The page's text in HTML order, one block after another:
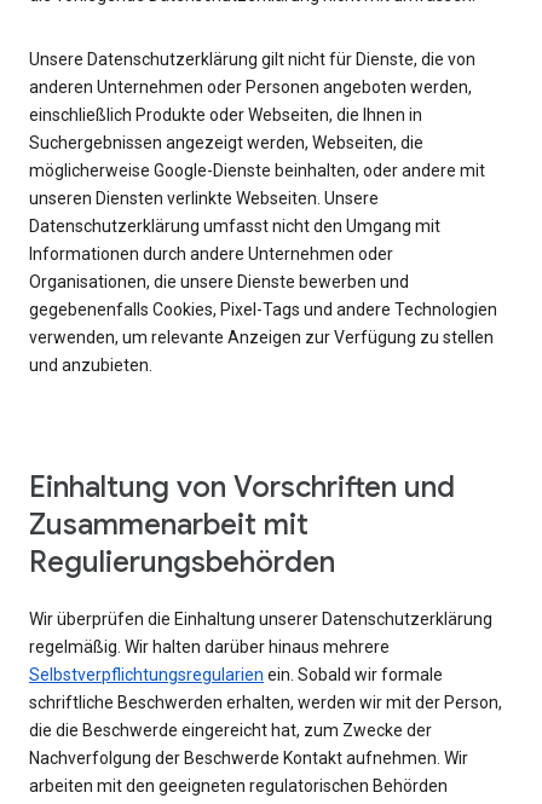
Unsere Datenschutzerklärung gilt nicht für Dienste, die von
anderen Unternehmen oder Personen angeboten werden,
einschließlich Produkte oder Webseiten, die Ihnen in
Suchergebnissen angezeigt werden, Webseiten, die
möglicherweise Google-Dienste beinhalten, oder andere mit
unseren Diensten verlinkte Webseiten. Unsere
Datenschutzerklärung umfasst nicht den Umgang mit
Informationen durch andere Unternehmen oder
Organisationen, die unsere Dienste bewerben und
gegebenenfalls Cookies, Pixel-Tags und andere Technologien
verwenden, um relevante Anzeigen zur Verfügung zu stellen
und anzubieten.
Einhaltung von Vorschriften und
Zusammenarbeit mit
Regulierungsbehörden
Wir überprüfen die Einhaltung unserer Datenschutzerklärung
regelmäßig. Wir halten darüber hinaus mehrere
Selbstverpflichtungsregularien ein. Sobald wir formale
schriftliche Beschwerden erhalten, werden wir mit der Person,
die die Beschwerde eingereicht hat, zum Zwecke der
Nachverfolgung der Beschwerde Kontakt aufnehmen. Wir
arbeiten mit den geeigneten regulatorischen Behörden